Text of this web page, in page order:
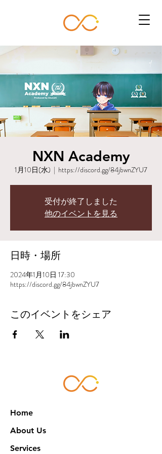
NXN Academy
1月10日(水)
  |
https://discord.gg/84jbwnZYU7
受付が終了しました
他のイベントを見る
日時・場所
2024年1月10日 17:30
https://discord.gg/84jbwnZYU7
このイベントをシェア
Home
About Us
Services